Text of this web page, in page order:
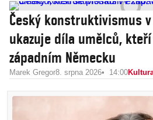
Český konstruktivismus
ukazuje díla umělců,
západním Německu
Marek Gregor8. srpna 2026 14:00